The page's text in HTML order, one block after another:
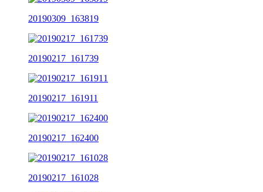
20190309_163819
20190217_161739
20190217_161911
20190217_162400
20190217_161028